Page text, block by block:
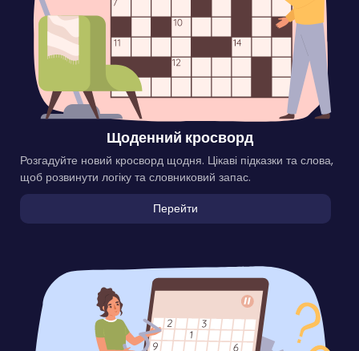
Щоденний кросворд
Розгадуйте новий кросворд щодня. Цікаві підказки та слова,
щоб розвинути логіку та словниковий запас.
Перейти